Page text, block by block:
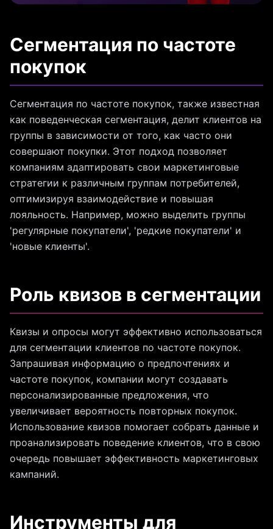
Сегментация по частоте
покупок
Сегментация по частоте покупок, также известная
как поведенческая сегментация, делит клиентов на
группы в зависимости от того, как часто они
совершают покупки. Этот подход позволяет
компаниям адаптировать свои маркетинговые
стратегии к различным группам потребителей,
оптимизируя взаимодействие и повышая
лояльность. Например, можно выделить группы
'регулярные покупатели', 'редкие покупатели' и
'новые клиенты'.
Роль квизов в сегментации
Квизы и опросы могут эффективно использоваться
для сегментации клиентов по частоте покупок.
Запрашивая информацию о предпочтениях и
частоте покупок, компании могут создавать
персонализированные предложения, что
увеличивает вероятность повторных покупок.
Использование квизов помогает собрать данные и
проанализировать поведение клиентов, что в свою
очередь повышает эффективность маркетинговых
кампаний.
Инструменты для